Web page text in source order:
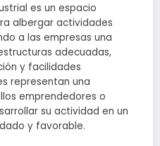
es un espacio
albergar actividades
a las empresas una
adecuadas,
y facilidades
representan una
emprendedores o
su actividad en un
y favorable.